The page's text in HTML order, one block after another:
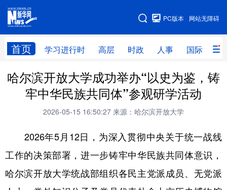
网站无障碍
PC版本
首页 学习进行时 高层 时政 人事 国际 财
网站地图
学习进行时 高层 时政 人事
国际 财经 网评 港澳
全球连线
科技 科普 体育 文化
健康 军事 访谈 视频
哈尔滨开放大学成功举办“以史为鉴，铸
牢中华民族共同体”参观研学活动
2026-05-15 16:50:27 来源：哈尔滨开放大学
2026年5月12日，为深入贯彻中央关于统一战线
工作的决策部署，进一步铸牢中华民族共同体意识，
哈尔滨开放大学统战部组织各民主党派成员、无党派